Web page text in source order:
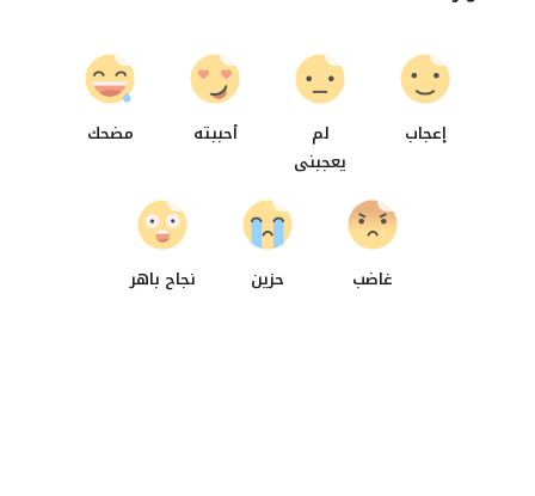
إعجاب
لم
يعجبنى
أحببته مضحك
غاضب
0
حزين نجاح باهر